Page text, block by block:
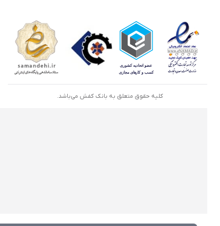
کلیه حقوق متعلق به بانک کفش می‌باشد.